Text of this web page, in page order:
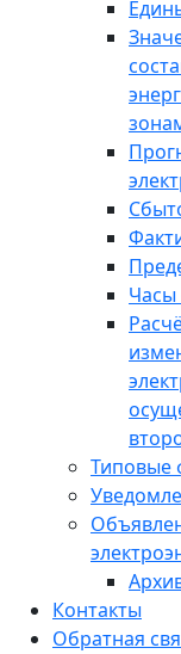
Типовые
Контакты
Обратная